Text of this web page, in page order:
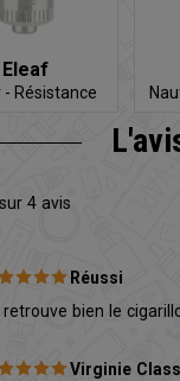
Eleaf
- Résistance
4 avis
Réussi
bien le
Virginie